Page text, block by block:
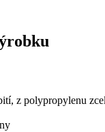
z polypropylenu